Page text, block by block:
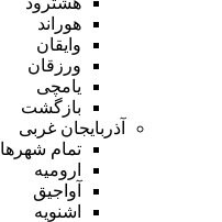
هوراند
وایقان
ورزقان
یامچی
بازگشت
آذربایجان غربی
تمام شهر‌ها
ارومیه
آواجیق
اشنویه